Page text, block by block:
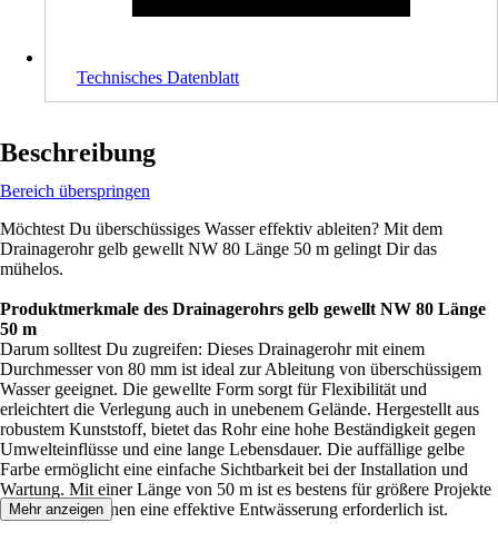
Technisches Datenblatt
Beschreibung
Bereich überspringen
Möchtest Du überschüssiges Wasser effektiv ableiten? Mit dem
Drainagerohr gelb gewellt NW 80 Länge 50 m gelingt Dir das
mühelos.
Produktmerkmale des Drainagerohrs gelb gewellt NW 80 Länge
50 m
Darum solltest Du zugreifen: Dieses Drainagerohr mit einem
Durchmesser von 80 mm ist ideal zur Ableitung von überschüssigem
Wasser geeignet. Die gewellte Form sorgt für Flexibilität und
erleichtert die Verlegung auch in unebenem Gelände. Hergestellt aus
robustem Kunststoff, bietet das Rohr eine hohe Beständigkeit gegen
Umwelteinflüsse und eine lange Lebensdauer. Die auffällige gelbe
Farbe ermöglicht eine einfache Sichtbarkeit bei der Installation und
Wartung. Mit einer Länge von 50 m ist es bestens für größere Projekte
geeignet, bei denen eine effektive Entwässerung erforderlich ist.
Mehr anzeigen